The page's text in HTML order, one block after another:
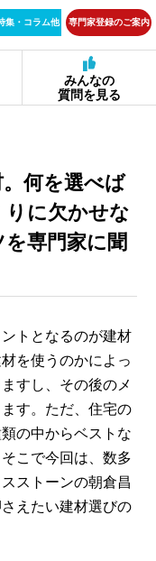
集・コラム他 専門家登録のご案内
みんなの
質問を見る
何を選べば
に欠かせな
専門家に聞
トとなるのが建材
を使うのかによっ
すし、その後のメ
す。ただ、住宅の
の中からベストな
こで今回は、数多
ストーンの朝倉昌
えたい建材選びの